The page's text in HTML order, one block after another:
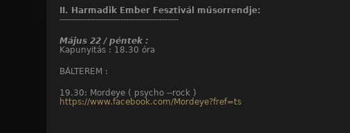
II. Harmadik Ember Fesztivál műsorrendje:
-------------------------------------------
Május 22 / péntek :
Kapunyitás : 18.30 óra
BÁLTEREM :
19.30: Mordeye ( psycho --rock )
https://www.facebook.com/Mordeye?fref=ts